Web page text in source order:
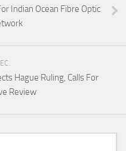
Indian Ocean Fibre Optic
Hague Ruling, Calls For
Review